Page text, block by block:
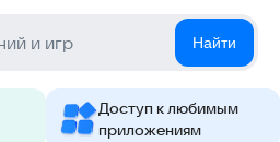
Найти
Доступ к любимым
приложениям